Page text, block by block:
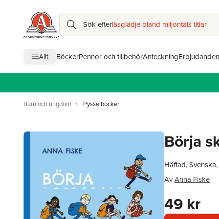
Sök efterläsglädje bland miljontals titlar
Allt BöckerPennor och tillbehörAnteckningErbjudanden
Barn och ungdom Pysselböcker
Börja
Häftad,
AvAnna Fiske
49 kr